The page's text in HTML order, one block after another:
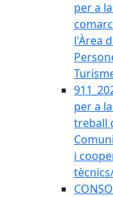
per a
l'Àrea
per a
treball
i